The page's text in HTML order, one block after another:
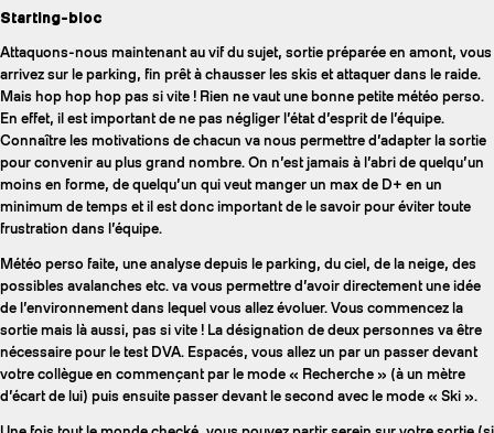
Starting-bloc
Attaquons-nous maintenant au vif du sujet, sortie préparée en amont, vous
arrivez sur le parking, fin prêt à chausser les skis et attaquer dans le raide.
Mais hop hop hop pas si vite ! Rien ne vaut une bonne petite météo perso.
En effet, il est important de ne pas négliger l’état d’esprit de l’équipe.
Connaître les motivations de chacun va nous permettre d’adapter la sortie
pour convenir au plus grand nombre. On n’est jamais à l’abri de quelqu’un
moins en forme, de quelqu’un qui veut manger un max de D+ en un
minimum de temps et il est donc important de le savoir pour éviter toute
frustration dans l’équipe.
Météo perso faite, une analyse depuis le parking, du ciel, de la neige, des
possibles avalanches etc. va vous permettre d’avoir directement une idée
de l’environnement dans lequel vous allez évoluer. Vous commencez la
sortie mais là aussi, pas si vite ! La désignation de deux personnes va être
nécessaire pour le test DVA. Espacés, vous allez un par un passer devant
votre collègue en commençant par le mode « Recherche » (à un mètre
d’écart de lui) puis ensuite passer devant le second avec le mode « Ski ».